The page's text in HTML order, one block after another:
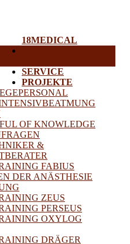
18MEDICAL
OF KNOWLEDGE
&
FABIUS
DER ANÄSTHESIE
ZEUS
PERSEUS
OXYLOG
DRÄGER
SERVICE
PROJEKTE